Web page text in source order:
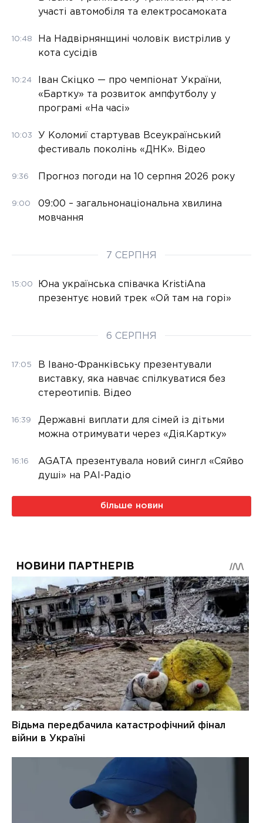
участі автомобіля та електросамоката
10:48
На Надвірнянщині чоловік вистрілив у
кота сусідів
10:24
Іван Скіцко — про чемпіонат України,
«Бартку» та розвиток ампфутболу у
програмі «На часі»
10:03
У Коломиї стартував Всеукраїнський
фестиваль поколінь «ДНК». Відео
9:36 Прогноз погоди на 10 серпня 2026 року
9:00
09:00 – загальнонаціональна хвилина
мовчання
7 СЕРПНЯ
15:00
Юна українська співачка KristiAna
презентує новий трек «Ой там на горі»
6 СЕРПНЯ
17:05
В Івано-Франківську презентували
виставку, яка навчає спілкуватися без
стереотипів. Відео
16:39
Державні виплати для сімей із дітьми
можна отримувати через «Дія.Картку»
16:16
AGATA презентувала новий сингл «Сяйво
душі» на РАІ-Радіо
більше новин